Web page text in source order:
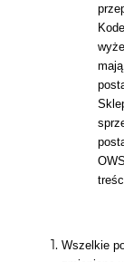
Wszelkie